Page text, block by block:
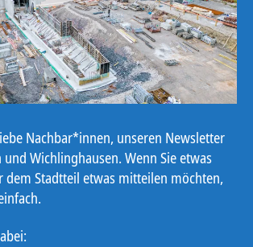
Nachbar*innen, unseren Newsletter
Wichlinghausen. Wenn Sie etwas
dem Stadtteil etwas mitteilen möchten,